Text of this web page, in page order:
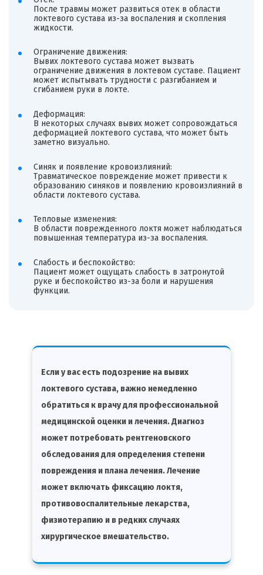
После травмы может развиться отек в области
локтевого сустава из-за воспаления и скопления
жидкости.
Ограничение движения:
Вывих локтевого сустава может вызвать
ограничение движения в локтевом суставе. Пациент
может испытывать трудности с разгибанием и
сгибанием руки в локте.
Деформация:
В некоторых случаях вывих может сопровождаться
деформацией локтевого сустава, что может быть
заметно визуально.
Синяк и появление кровоизлияний:
Травматическое повреждение может привести к
образованию синяков и появлению кровоизлияний в
области локтевого сустава.
Тепловые изменения:
В области поврежденного локтя может наблюдаться
повышенная температура из-за воспаления.
Слабость и беспокойство:
Пациент может ощущать слабость в затронутой
руке и беспокойство из-за боли и нарушения
функции.
Если у вас есть подозрение на вывих
локтевого сустава, важно немедленно
обратиться к врачу для профессиональной
медицинской оценки и лечения. Диагноз
может потребовать рентгеновского
обследования для определения степени
повреждения и плана лечения. Лечение
может включать фиксацию локтя,
противовоспалительные лекарства,
физиотерапию и в редких случаях
хирургическое вмешательство.